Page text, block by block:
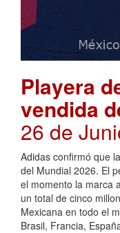
Playera
vendida
26 de
Adidas confirmó que
del Mundial 2026. El
el momento la marca
un total de cinco
Mexicana en todo el
Brasil, Francia,